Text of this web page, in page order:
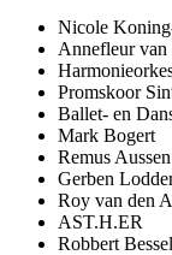
Nicole
Annefleur van
Promskoor
Ballet- en
Mark Bogert
Remus Aussen
Gerben
Roy van den
AST.H.ER
Robbert